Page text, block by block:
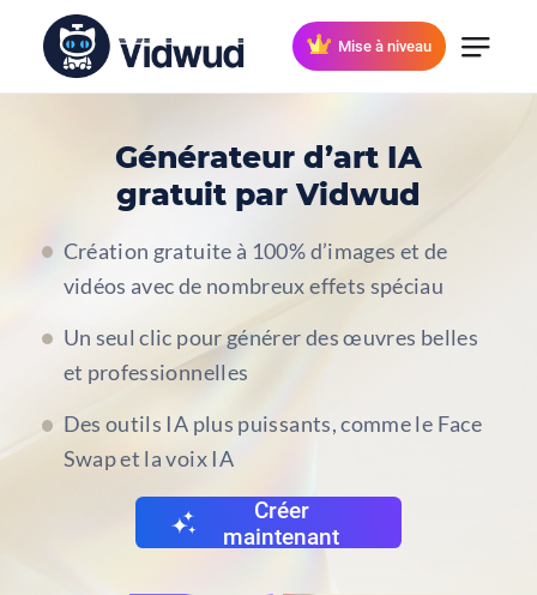
Mise à niveau
Générateur d’art IA
gratuit par Vidwud
Création gratuite à 100% d’images et de
vidéos avec de nombreux effets spéciau
Un seul clic pour générer des œuvres belles
et professionnelles
Des outils IA plus puissants, comme le Face
Swap et la voix IA
Créer
maintenant